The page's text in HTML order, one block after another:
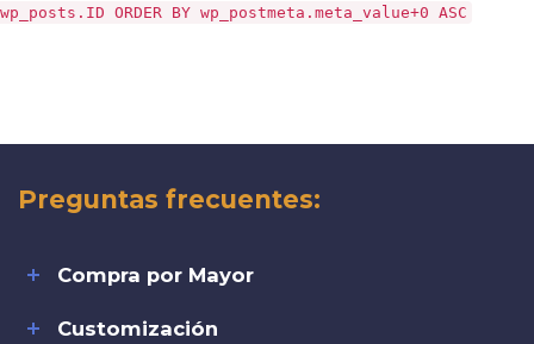
wp_posts.ID ORDER BY wp_postmeta.meta_value+0 ASC
Preguntas frecuentes:
Compra por Mayor
Customización